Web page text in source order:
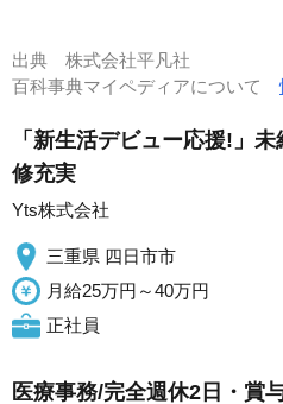
出典 株式会社平凡社
百科事典マイペディアについて
「新生活デビュー応援!」
修充実
Yts株式会社
三重県 四日市市
月給25万円～40万円
正社員
医療事務/完全週休2日・賞